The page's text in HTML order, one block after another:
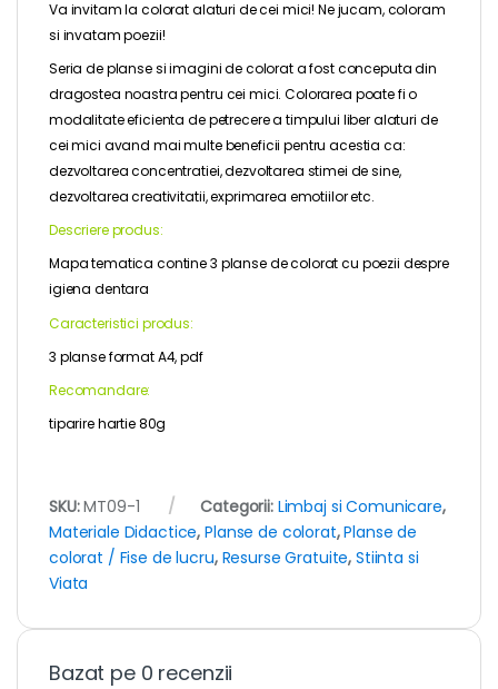
Va invitam la colorat alaturi de cei mici! Ne jucam, coloram
si invatam poezii!
Seria de planse si imagini de colorat a fost conceputa din
dragostea noastra pentru cei mici. Colorarea poate fi o
modalitate eficienta de petrecere a timpului liber alaturi de
cei mici avand mai multe beneficii pentru acestia ca:
dezvoltarea concentratiei, dezvoltarea stimei de sine,
dezvoltarea creativitatii, exprimarea emotiilor etc.
Descriere produs:
Mapa tematica contine 3 planse de colorat cu poezii despre
igiena dentara
Caracteristici produs:
3 planse format A4, pdf
Recomandare:
tiparire hartie 80g
SKU:MT09-1 Categorii: Limbaj si Comunicare,
Materiale Didactice,Planse de colorat,Planse de
colorat / Fise de lucru, Resurse Gratuite,Stiinta si
Viata
Bazat pe 0 recenzii